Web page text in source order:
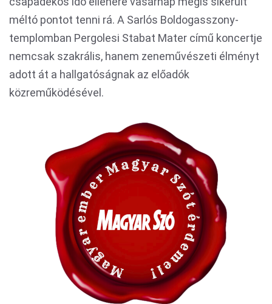
méltó pontot tenni rá. A Sarlós Boldogasszony-
templomban Pergolesi Stabat Mater című koncertje
nemcsak szakrális, hanem zeneművészeti élményt
adott át a hallgatóságnak az előadók
közreműködésével.